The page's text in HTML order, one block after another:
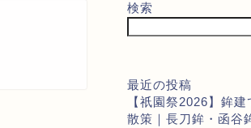
検索
最近の投稿
【祇園祭2026】鉾
散策｜長刀鉾・函谷